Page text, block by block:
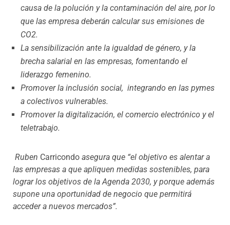
causa de la polución y la contaminación del aire, por lo
que las empresa deberán calcular sus emisiones de
CO2.
La sensibilización ante la igualdad de género, y la
brecha salarial en las empresas, fomentando el
liderazgo femenino.
Promover la inclusión social, integrando en las pymes
a colectivos vulnerables.
Promover la digitalización, el comercio electrónico y el
teletrabajo.
Ruben Carricondo asegura que “el objetivo es alentar a
las empresas a que apliquen medidas sostenibles, para
lograr los objetivos de la Agenda 2030, y porque además
supone una oportunidad de negocio que permitirá
acceder a nuevos mercados”.